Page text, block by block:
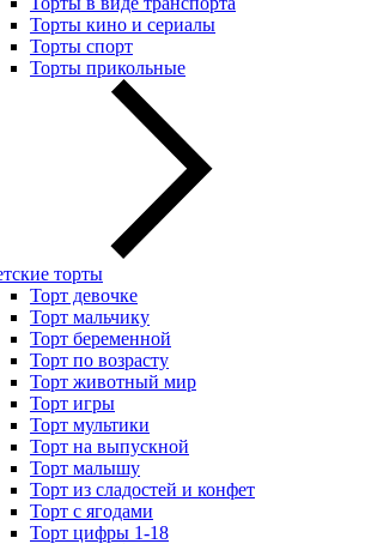
Торты кино и сериалы
Торты спорт
Торты прикольные
торты
Торт девочке
Торт мальчику
Торт беременной
Торт по возрасту
Торт животный мир
Торт игры
Торт мультики
Торт на выпускной
Торт малышу
Торт из сладостей и конфет
Торт с ягодами
Торт цифры 1-18